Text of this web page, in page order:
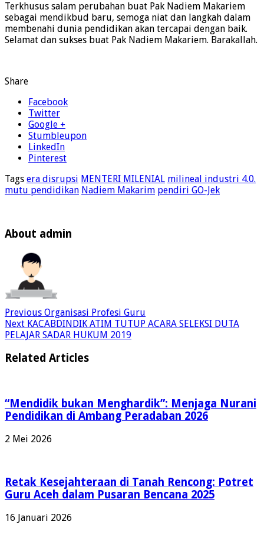
Terkhusus salam perubahan buat Pak Nadiem Makariem
sebagai mendikbud baru, semoga niat dan langkah dalam
membenahi dunia pendidikan akan tercapai dengan baik.
Selamat dan sukses buat Pak Nadiem Makariem. Barakallah.
Share
Facebook
Twitter
Google +
Stumbleupon
LinkedIn
Pinterest
Tags era disrupsi MENTERI MILENIAL milineal industri 4.0.
mutu pendidikan Nadiem Makarim pendiri GO-Jek
About admin
Previous Organisasi Profesi Guru
Next KACABDINDIK ATIM TUTUP ACARA SELEKSI DUTA
PELAJAR SADAR HUKUM 2019
Related Articles
“Mendidik bukan Menghardik”: Menjaga Nurani
Pendidikan di Ambang Peradaban 2026
2 Mei 2026
Retak Kesejahteraan di Tanah Rencong: Potret
Guru Aceh dalam Pusaran Bencana 2025
16 Januari 2026